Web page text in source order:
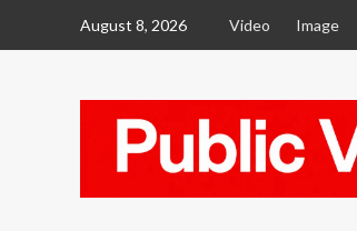
August 8, 2026 Video Image